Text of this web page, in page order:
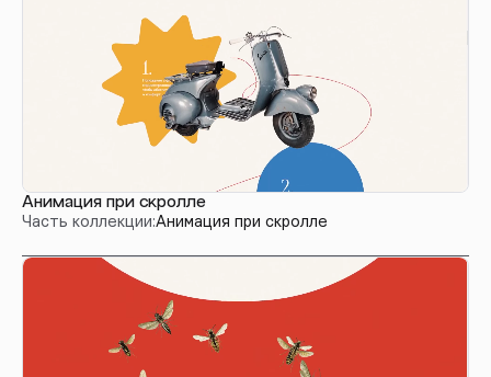
Анимация при скролле
Часть коллекции:Анимация при скролле